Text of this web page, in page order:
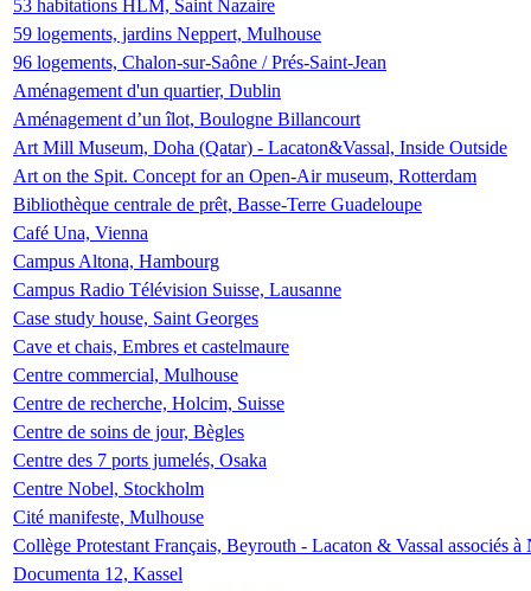
53 habitations HLM, Saint Nazaire
59 logements, jardins Neppert, Mulhouse
96 logements, Chalon-sur-Saône / Prés-Saint-Jean
Aménagement d'un quartier, Dublin
Aménagement d’un îlot, Boulogne Billancourt
Art Mill Museum, Doha (Qatar) - Lacaton&Vassal, Inside Outside
Art on the Spit. Concept for an Open-Air museum, Rotterdam
Bibliothèque centrale de prêt, Basse-Terre Guadeloupe
Café Una, Vienna
Campus Altona, Hambourg
Campus Radio Télévision Suisse, Lausanne
Case study house, Saint Georges
Cave et chais, Embres et castelmaure
Centre commercial, Mulhouse
Centre de recherche, Holcim, Suisse
Centre de soins de jour, Bègles
Centre des 7 ports jumelés, Osaka
Centre Nobel, Stockholm
Cité manifeste, Mulhouse
Collège Protestant Français, Beyrouth - Lacaton & Vassal associés
Documenta 12, Kassel